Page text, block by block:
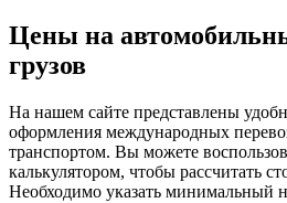
Цены на
грузов
На нашем сайте представлены
оформления международных
транспортом. Вы можете
калькулятором, чтобы рассчитать
Необходимо указать минимальный